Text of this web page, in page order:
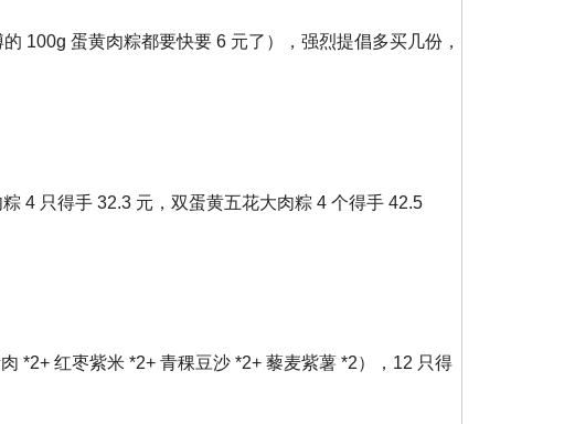
100g 蛋黄肉粽都要快要 6 元了），强烈提倡多买几份，
4 只得手 32.3 元，双蛋黄五花大肉粽 4 个得手 42.5
*2+ 红枣紫米 *2+ 青稞豆沙 *2+ 藜麦紫薯 *2），12 只得